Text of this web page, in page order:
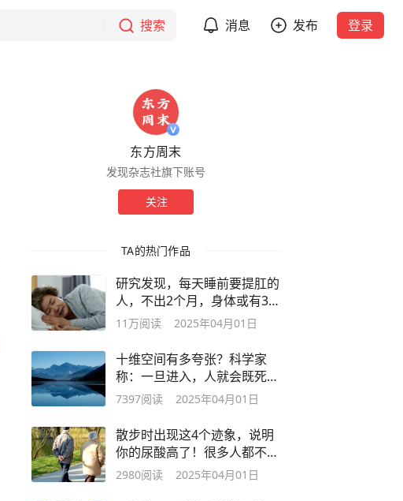
搜索 消息 发布 登录
东方周末
发现杂志社旗下账号
关注
TA的热门作品
研究发现，每天睡前要提肛的
人，不出2个月，身体或有3种
改变！
11万阅读 2025年04月01日
十维空间有多夸张？科学家
称：一旦进入，人就会既死亡
又永生！
7397阅读 2025年04月01日
散步时出现这4个迹象，说明
你的尿酸高了！很多人都不知
道
2980阅读 2025年04月01日